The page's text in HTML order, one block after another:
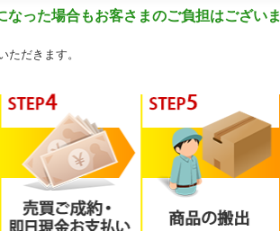
った場合もお客さまのご負担はございま
だきます。